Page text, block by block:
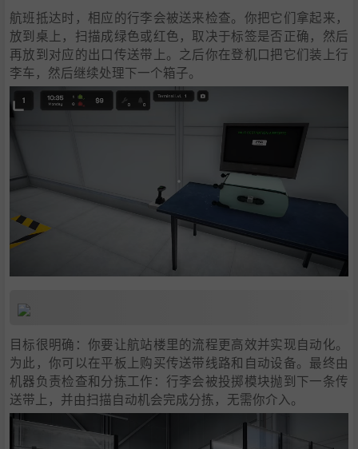
航班抵达时，相应的行李会被送来检查。你把它们拿起来，
放到桌上，扫描成绿色或红色，取决于标签是否正确，然后
再放到对应的出口传送带上。之后你在登机口把它们装上行
李车，然后继续处理下一个箱子。
目标很明确：你要让航站楼里的流程更高效并实现自动化。
为此，你可以在平板上购买传送带线路和自动设备。最终由
机器负责检查和分拣工作：行李会被投掷模块抛到下一条传
送带上，并由扫描自动机会完成分拣，无需你介入。